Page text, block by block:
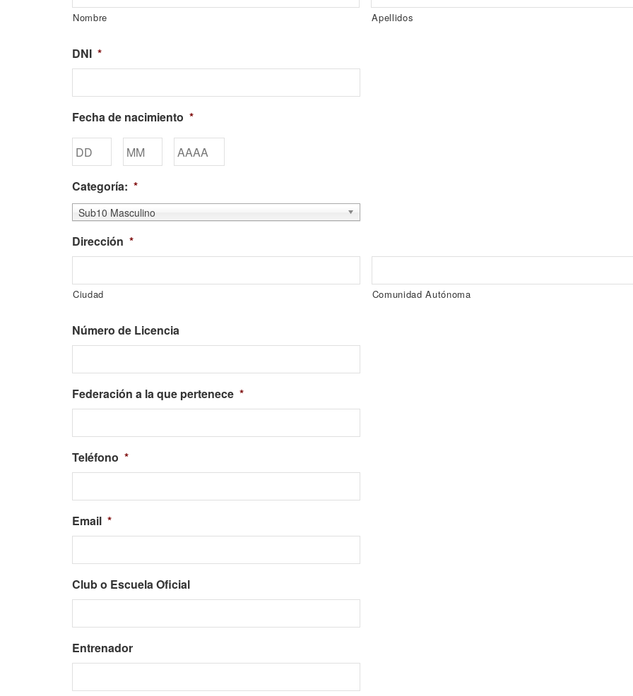
Nombre Apellidos
DNI *
Fecha de nacimiento *
Categoría: *
Sub10 Masculino
Dirección *
Ciudad Comunidad Autónoma
Número de Licencia
Federación a la que pertenece *
Teléfono *
Email *
Club o Escuela Oficial
Entrenador